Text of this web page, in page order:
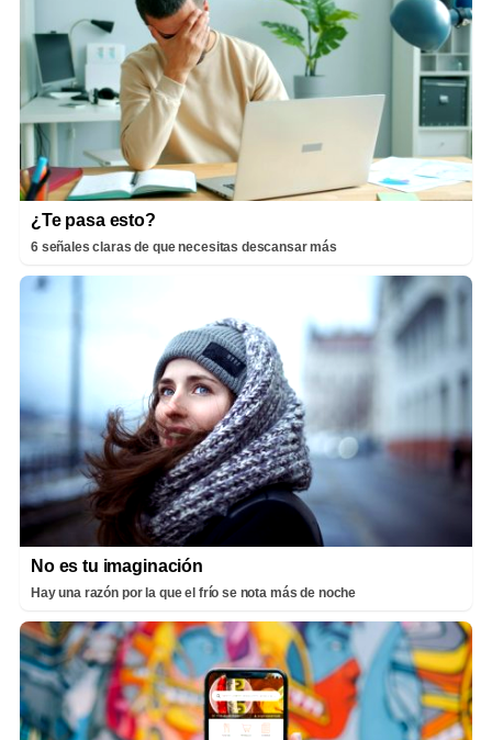
¿Te pasa esto?
6 señales claras de que necesitas descansar más
No es tu imaginación
Hay una razón por la que el frío se nota más de noche